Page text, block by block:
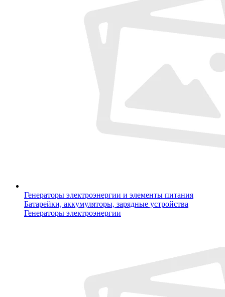
Генераторы электроэнергии и элементы питания
Батарейки, аккумуляторы, зарядные устройства
Генераторы электроэнергии